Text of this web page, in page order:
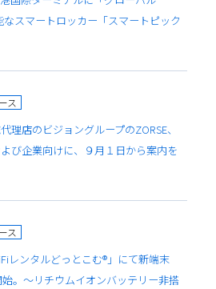
スマートロッカー「スマートピック
ス
理店のビジョングループのZORSE、
び企業向けに、９月１日から案内を
ス
レンタルどっとこむ®」にて新端末
始。〜リチウムイオンバッテリー非搭